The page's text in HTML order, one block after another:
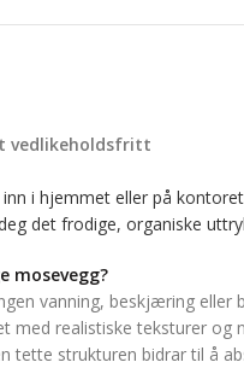
vedlikeholdsfritt
i hjemmet eller på
det frodige, organiske
mosevegg?
vanning, beskjæring eller
med realistiske teksturer
tette strukturen bidrar til å